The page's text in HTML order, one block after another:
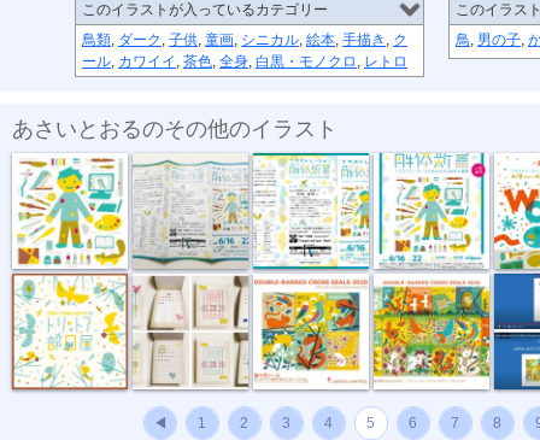
このイラストが入っているカテゴリー
鳥類, ダーク , 子供, 童画, シニカル, 絵本, 手描き , ク
ール, カワイイ , 茶色, 全身, 白黒・モノクロ , レトロ
このイラス
鳥, 男の子,
あさいとおるのその他のイラスト
イラストレー... イラストレー... イラストレー...
ポスター「ト... パラパラメモ... “複十字シー... “複十字シー... “複十
◀ 1 2 3 4 5 6 7 8